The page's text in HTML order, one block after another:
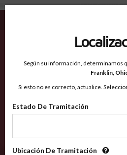
Lake FL - Condados
Condados
Según su información, determinamos
Franklin,
Si esto no es correcto, actualice.
Estado De Tramitación
Tramitación
Ubicación De Tramitación